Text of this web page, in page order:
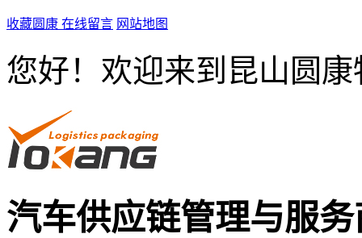
收藏圆康 在线留言 网站地图
您好！欢迎来到昆山圆
汽车供应链管理与服务